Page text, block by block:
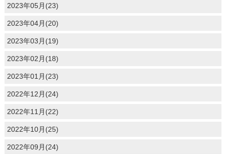
2023年05月(23)
2023年04月(20)
2023年03月(19)
2023年02月(18)
2023年01月(23)
2022年12月(24)
2022年11月(22)
2022年10月(25)
2022年09月(24)